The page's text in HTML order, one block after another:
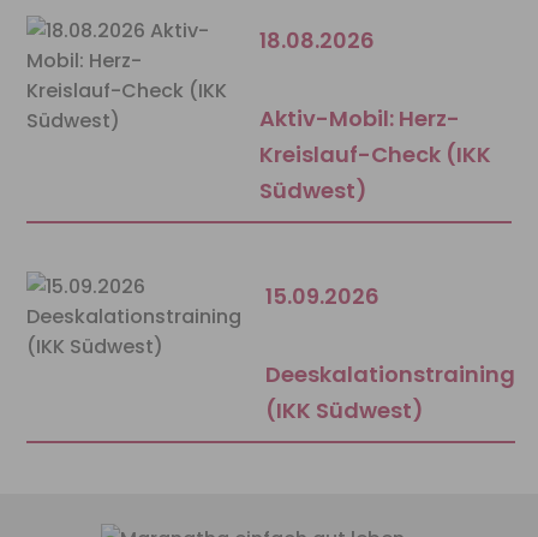
18.08.2026
Aktiv-Mobil: Herz-
Kreislauf-Check (IKK
Südwest)
15.09.2026
Deeskalationstraining
(IKK Südwest)